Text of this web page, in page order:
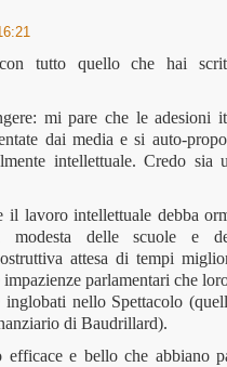
con tutto quello che hai
mi pare che le adesioni
dai media e si auto-
intellettuale. Credo sia
il lavoro intellettuale debba
modesta delle scuole e
attesa di tempi
parlamentari che
inglobati nello Spettacolo
di Baudrillard).
efficace e bello che abbiano